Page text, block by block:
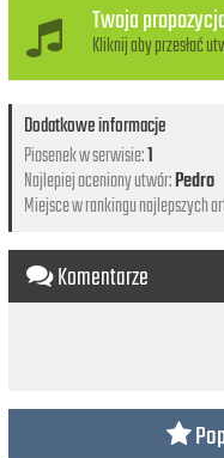
Twoja
Kliknij aby przesłać
Dodatkowe informacje
Piosenek w serwisie:1
Najlepiej oceniony utwór:Pedro
Miejsce w rankingu najlepszych
Komentarze